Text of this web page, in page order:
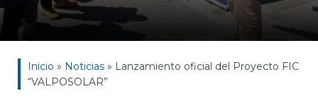
Inicio » Noticias » Lanzamiento oficial del Proyecto FIC
“VALPOSOLAR”